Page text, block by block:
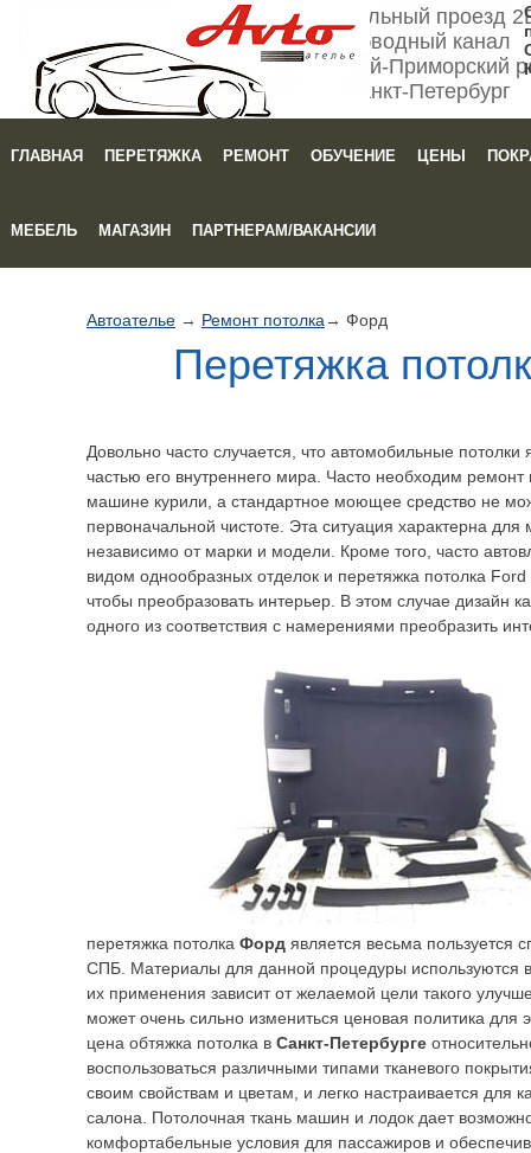
Мебельный проезд
Обводный канал
Кировский-Приморский
Санкт-Петербург
ГЛАВНАЯ ПЕРЕТЯЖКА РЕМОНТ ОБУЧЕНИЕ ЦЕНЫ
МЕБЕЛЬ МАГАЗИН ПАРТНЕРАМ/ВАКАНСИИ
Автоателье → Ремонт потолка→ Форд
Перетяжка
Довольно часто случается, что автомобильные потолки
частью его внутреннего мира. Часто необходим ремонт
машине курили, а стандартное моющее средство не
первоначальной чистоте. Эта ситуация характерна для
независимо от марки и модели. Кроме того, часто
видом однообразных отделок и перетяжка потолка Ford
чтобы преобразовать интерьер. В этом случае дизайн
одного из соответствия с намерениями преобразить
перетяжка потолка Форд является весьма пользуется
СПБ. Материалы для данной процедуры используются
их применения зависит от желаемой цели такого
может очень сильно измениться ценовая политика для
цена обтяжка потолка в Санкт-Петербурге
воспользоваться различными типами тканевого
своим свойствам и цветам, и легко настраивается для
салона. Потолочная ткань машин и лодок дает
комфортабельные условия для пассажиров и